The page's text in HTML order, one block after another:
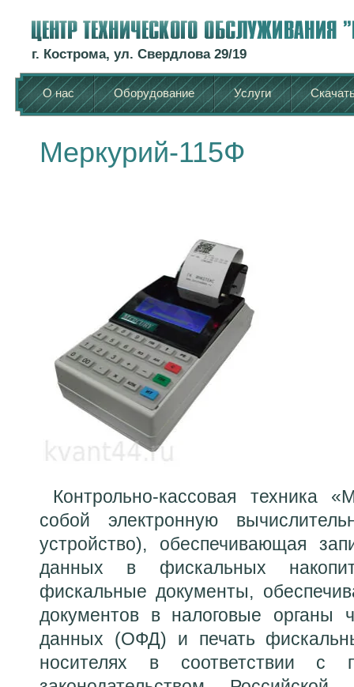
г. Кострома, ул. Свердлова 29/19
О нас Оборудование Услуги
Меркурий-115Ф
Контрольно-кассовая техника
собой электронную
устройство), обеспечивающая
данных в фискальных
фискальные документы,
документов в налоговые органы
данных (ОФД) и печать
носителях в соответствии с